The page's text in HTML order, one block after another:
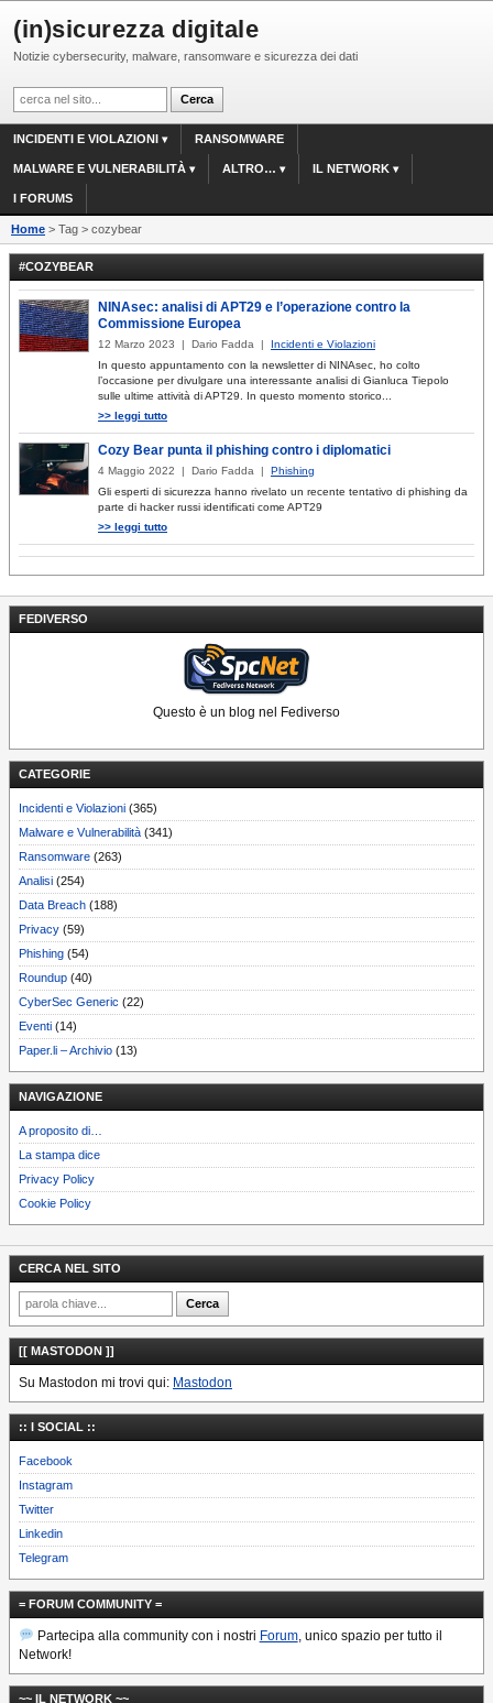
(in)sicurezza digitale
Notizie cybersecurity, malware, ransomware e sicurezza dei dati
INCIDENTI E VIOLAZIONI RANSOMWARE
MALWARE E VULNERABILITÀ ALTRO… IL NETWORK
I FORUMS
Home > Tag > cozybear
FEDIVERSO
Questo è un blog nel Fediverso
CATEGORIE
Incidenti e Violazioni (365)
Malware e Vulnerabilità (341)
Ransomware (263)
Analisi (254)
Data Breach (188)
Privacy (59)
Phishing (54)
Roundup (40)
CyberSec Generic (22)
Eventi (14)
Paper.li – Archivio (13)
NAVIGAZIONE
A proposito di…
La stampa dice
Privacy Policy
Cookie Policy
#COZYBEAR
NINAsec: analisi di APT29 e l’operazione contro la
Commissione Europea
12 Marzo 2023 | Dario Fadda | Incidenti e Violazioni
In questo appuntamento con la newsletter di NINAsec, ho colto
l’occasione per divulgare una interessante analisi di Gianluca Tiepolo
sulle ultime attività di APT29. In questo momento storico...
>> leggi tutto
Cozy Bear punta il phishing contro i diplomatici
4 Maggio 2022 | Dario Fadda | Phishing
Gli esperti di sicurezza hanno rivelato un recente tentativo di phishing da
parte di hacker russi identificati come APT29
>> leggi tutto
CERCA NEL SITO
[[ MASTODON ]]
Su Mastodon mi trovi qui: Mastodon
:: I SOCIAL ::
Facebook
Instagram
Twitter
Linkedin
Telegram
= FORUM COMMUNITY =
Partecipa alla community con i nostri Forum, unico spazio per tutto il
Network!
~~ IL NETWORK ~~